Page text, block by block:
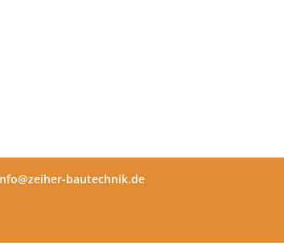
bautechnik.de